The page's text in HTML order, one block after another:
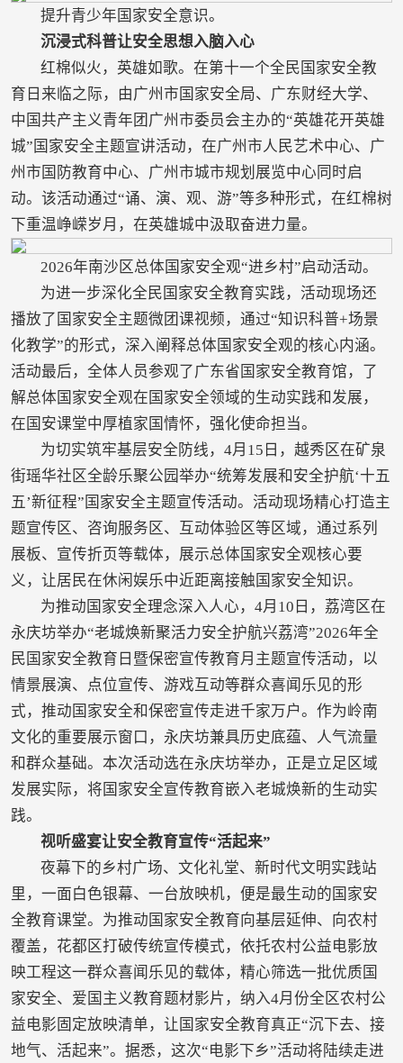
提升青少年国家安全意识。
沉浸式科普让安全思想入脑入心
红棉似火，英雄如歌。在第十一个全民国家安全教
育日来临之际，由广州市国家安全局、广东财经大学、
中国共产主义青年团广州市委员会主办的“英雄花开英雄
城”国家安全主题宣讲活动，在广州市人民艺术中心、广
州市国防教育中心、广州市城市规划展览中心同时启
动。该活动通过“诵、演、观、游”等多种形式，在红棉树
下重温峥嵘岁月，在英雄城中汲取奋进力量。
2026年南沙区总体国家安全观“进乡村”启动活动。
为进一步深化全民国家安全教育实践，活动现场还
播放了国家安全主题微团课视频，通过“知识科普+场景
化教学”的形式，深入阐释总体国家安全观的核心内涵。
活动最后，全体人员参观了广东省国家安全教育馆，了
解总体国家安全观在国家安全领域的生动实践和发展，
在国安课堂中厚植家国情怀，强化使命担当。
为切实筑牢基层安全防线，4月15日，越秀区在矿泉
街瑶华社区全龄乐聚公园举办“统筹发展和安全护航‘十五
五’新征程”国家安全主题宣传活动。活动现场精心打造主
题宣传区、咨询服务区、互动体验区等区域，通过系列
展板、宣传折页等载体，展示总体国家安全观核心要
义，让居民在休闲娱乐中近距离接触国家安全知识。
为推动国家安全理念深入人心，4月10日，荔湾区在
永庆坊举办“老城焕新聚活力安全护航兴荔湾”2026年全
民国家安全教育日暨保密宣传教育月主题宣传活动，以
情景展演、点位宣传、游戏互动等群众喜闻乐见的形
式，推动国家安全和保密宣传走进千家万户。作为岭南
文化的重要展示窗口，永庆坊兼具历史底蕴、人气流量
和群众基础。本次活动选在永庆坊举办，正是立足区域
发展实际，将国家安全宣传教育嵌入老城焕新的生动实
践。
视听盛宴让安全教育宣传“活起来”
夜幕下的乡村广场、文化礼堂、新时代文明实践站
里，一面白色银幕、一台放映机，便是最生动的国家安
全教育课堂。为推动国家安全教育向基层延伸、向农村
覆盖，花都区打破传统宣传模式，依托农村公益电影放
映工程这一群众喜闻乐见的载体，精心筛选一批优质国
家安全、爱国主义教育题材影片，纳入4月份全区农村公
益电影固定放映清单，让国家安全教育真正“沉下去、接
地气、活起来”。据悉，这次“电影下乡”活动将陆续走进